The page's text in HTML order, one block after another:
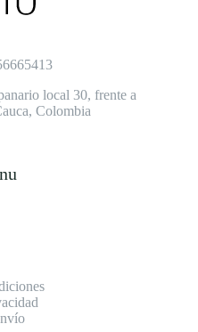
local 30, frente a
Colombia